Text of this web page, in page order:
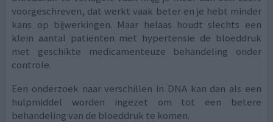
voorgeschreven, dat werkt vaak beter en je hebt minder
kans op bijwerkingen. Maar helaas houdt slechts een
klein aantal patiënten met hypertensie de bloeddruk
met geschikte medicamenteuze behandeling onder
controle.
Een onderzoek naar verschillen in DNA kan dan als een
hulpmiddel worden ingezet om tot een betere
behandeling van de bloeddruk te komen.